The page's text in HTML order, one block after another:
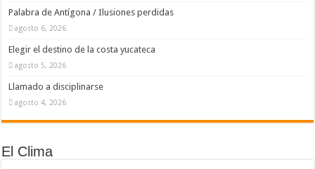
Palabra de Antígona / Ilusiones perdidas
agosto 6, 2026
Elegir el destino de la costa yucateca
agosto 5, 2026
Llamado a disciplinarse
agosto 4, 2026
El Clima